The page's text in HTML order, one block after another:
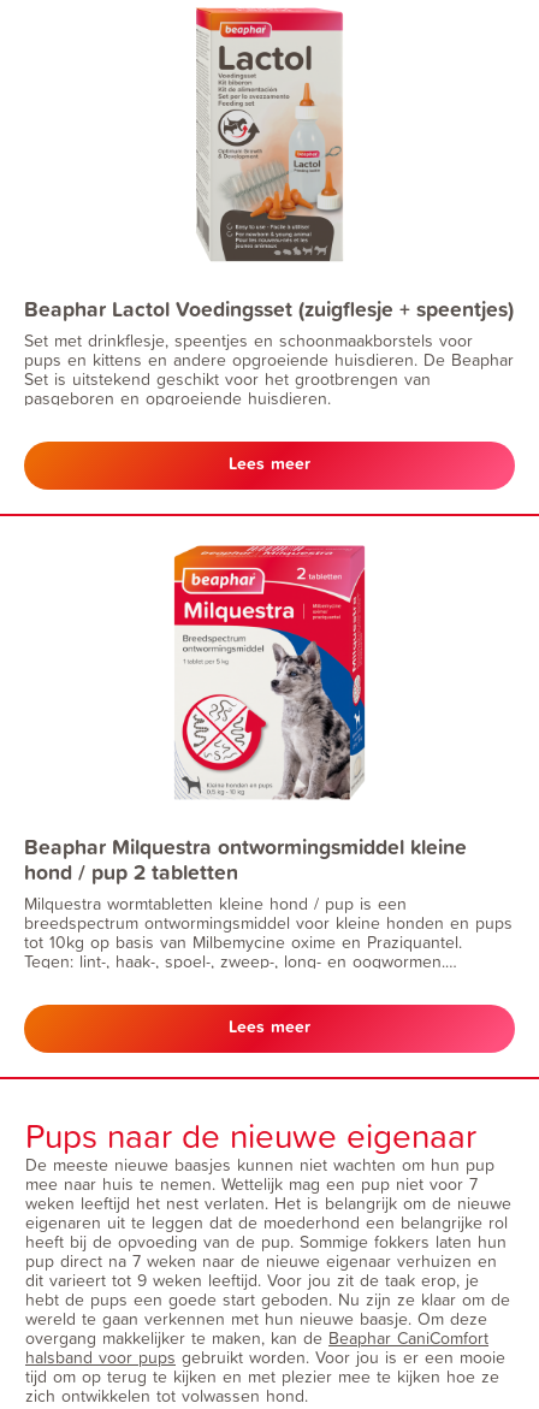
Beaphar Lactol Voedingsset (zuigflesje + speentjes)
Set met drinkflesje, speentjes en schoonmaakborstels voor
pups en kittens en andere opgroeiende huisdieren. De Beaphar
Set is uitstekend geschikt voor het grootbrengen van
pasgeboren en opgroeiende huisdieren.
Lees meer
Beaphar Milquestra ontwormingsmiddel kleine
hond / pup 2 tabletten
Milquestra wormtabletten kleine hond / pup is een
breedspectrum ontwormingsmiddel voor kleine honden en pups
tot 10kg op basis van Milbemycine oxime en Praziquantel.
Tegen: lint-, haak-, spoel-, zweep-, long- en oogwormen.
Lees meer
Pups naar de nieuwe eigenaar
De meeste nieuwe baasjes kunnen niet wachten om hun pup
mee naar huis te nemen. Wettelijk mag een pup niet voor 7
weken leeftijd het nest verlaten. Het is belangrijk om de nieuwe
eigenaren uit te leggen dat de moederhond een belangrijke rol
heeft bij de opvoeding van de pup. Sommige fokkers laten hun
pup direct na 7 weken naar de nieuwe eigenaar verhuizen en
dit varieert tot 9 weken leeftijd. Voor jou zit de taak erop, je
hebt de pups een goede start geboden. Nu zijn ze klaar om de
wereld te gaan verkennen met hun nieuwe baasje. Om deze
overgang makkelijker te maken, kan de Beaphar CaniComfort
halsband voor pups gebruikt worden. Voor jou is er een mooie
tijd om op terug te kijken en met plezier mee te kijken hoe ze
zich ontwikkelen tot volwassen hond.